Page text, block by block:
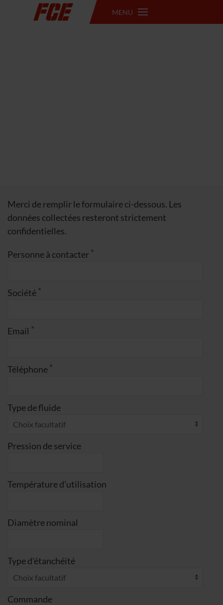
MENU
Merci de remplir le formulaire ci-dessous. Les
données collectées resteront strictement
confidentielles.
Personne à contacter
Société
Email
Téléphone
Type de fluide
Pression de service
Température d’utilisation
Diamètre nominal
Type d'étanchéité
Commande